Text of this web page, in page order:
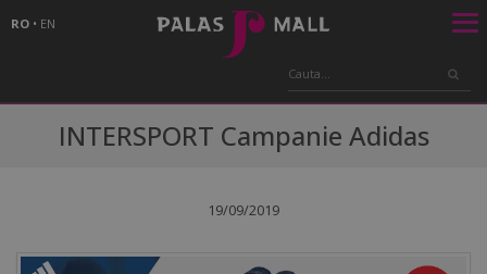
RO • EN
INTERSPORT Campanie Adidas
19/09/2019